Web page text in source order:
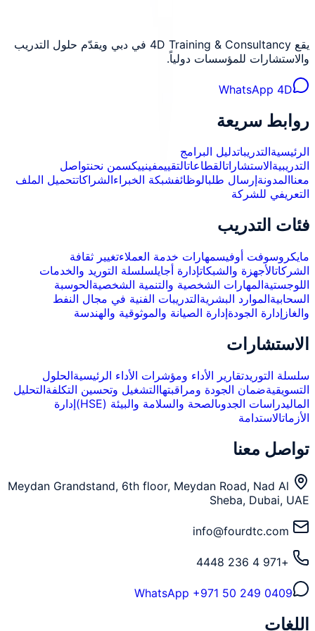
يقع 4D Training & Consultancy في دبي ويقدّم حلول التدريب
والاستشارات للمؤسسات دولياً.
WhatsApp 4D
روابط سريعة
الرئيسيةالتدريباتدليل البرامج
التدريبيةالاستشاراتالقطاعاتالتقييمفينييكسمن نحنتواصل
معناالمدونةإرسال طلبالوظائفشبكة الخبراءالشراكاتتحميل الملف
التعريفي للشركة
فئات التدريب
مايكروسوفت أوفيسمهارات خدمة العملاءتغيير ثقافة
الشركاتالأجهزة والشبكاتإدارة أجايلسلسلة التوريد والخدمات
اللوجستيةالمهارات الشخصية والتنمية الشخصيةالحوسبة
السحابيةالموارد البشريةالتدريبات الفنية في مجال النفط
والغاز إدارة الجودةإدارة الصيانة والموثوقية والهندسة
الاستشارات
سلسلة التوريدتقارير الأداء ومؤشرات الأداء الرئيسيةالحلول
التسويقيةضمان الجودة ومراقبتهاالتشغيل وتحسين التكلفةالتحليل
الماليدراسات الجدوىالصحة والسلامة والبيئة (HSE)
إدارة
الأزماتالاستدامة
تواصل معنا
Meydan Grandstand, 6th floor, Meydan Road, Nad Al
Sheba, Dubai, UAE
info@fourdtc.com
+971 4 236 4448
WhatsApp +971 50 249 0409
اللغات